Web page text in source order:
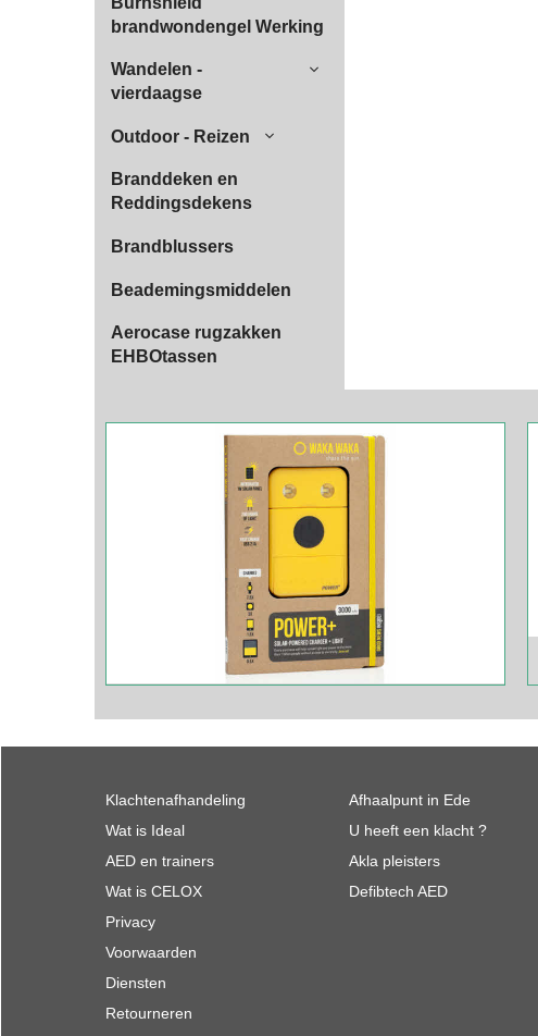
brandwondengel Werking
Wandelen -
vierdaagse
Outdoor - Reizen
Branddeken en
Reddingsdekens
Brandblussers
Beademingsmiddelen
Aerocase rugzakken
EHBOtassen
Klachtenafhandeling
Wat is Ideal
AED en trainers
Wat is CELOX
Privacy
Voorwaarden
Diensten
Retourneren
Afhaalpunt in Ede
U heeft een klacht ?
Akla pleisters
Defibtech AED